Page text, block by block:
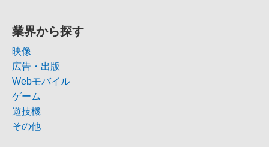
業界から探す
映像
広告・出版
Webモバイル
ゲーム
遊技機
その他